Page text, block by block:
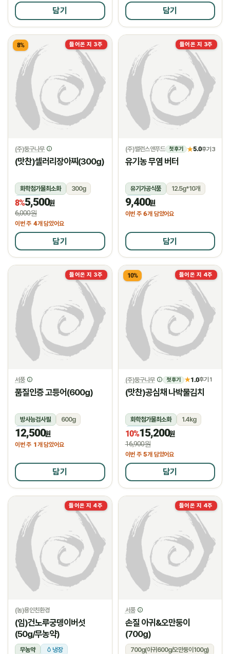
담기 담기
들어온 지 3주
8%
(주)둥구나무
(맛찬)셀러리장아찌(300g)
화학첨가물최소화
300g
냉장
8%5,500원
6,000원
이번 주 4개 담았어요
담기
들어온 지 3주
(주)밸런스앤푸드 첫 후기 ★5.0후기 3
유기농 무염 버터
유기가공식품
12.5g*10개
냉장
9,400원
이번 주 6개 담았어요
담기
들어온 지 3주
서풍
품질인증 고등어(600g)
방사능검사필
600g
냉동
12,500원
이번 주 1개 담았어요
담기
들어온 지 4주
10%
(주)둥구나무 첫 후기 ★1.0후기 1
(맛찬)공심채 나박물김치
화학첨가물최소화
1.4kg
냉장
10%15,200원
16,900원
이번 주 5개 담았어요
담기
들어온 지 4주
(농)용인친환경
(임)건노루궁뎅이버섯
(50g/무농약)
무농약 냉장
들어온 지 4주
서풍
손질 아귀&오만둥이
(700g)
700g(아귀600g/오만둥이100g)